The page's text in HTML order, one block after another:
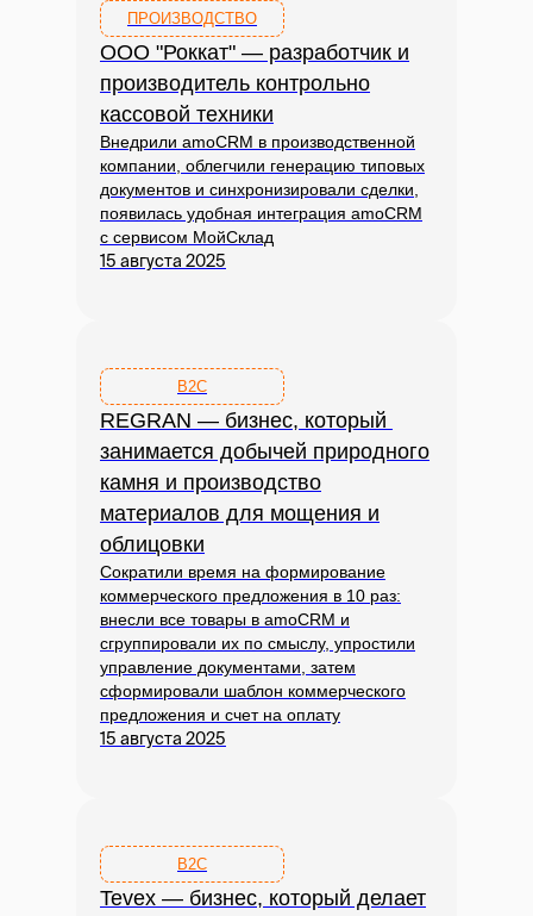
ПРОИЗВОДСТВО
ООО "Роккат" — разработчик и
производитель контрольно
кассовой техники
Внедрили amoCRM в производственной
компании, облегчили генерацию типовых
документов и синхронизировали сделки,
появилась удобная интеграция amoCRM
с сервисом МойСклад
15 августа 2025
B2C
REGRAN — бизнес, который
занимается добычей природного
камня и производство
материалов для мощения и
облицовки
Сократили время на формирование
коммерческого предложения в 10 раз:
внесли все товары в amoCRM и
сгруппировали их по смыслу, упростили
управление документами, затем
сформировали шаблон коммерческого
предложения и счет на оплату
15 августа 2025
B2C
Tevex — бизнес, который делает